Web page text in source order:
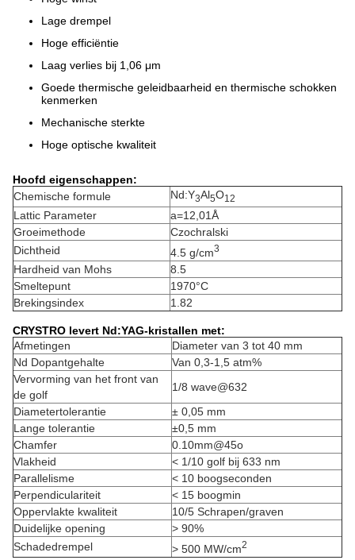
Lage drempel
Hoge efficiëntie
Laag verlies bij 1,06 μm
Goede thermische geleidbaarheid en thermische schokken
kenmerken
Mechanische sterkte
Hoge optische kwaliteit
Hoofd eigenschappen:
Chemische formule
Nd:Y3Al5O12
Lattic Parameter
a=12,01Å
Groeimethode
Czochralski
Dichtheid
4.5 g/cm3
Hardheid van Mohs
8.5
Smeltepunt
1970°C
Brekingsindex
1.82
CRYSTRO levert Nd:YAG-kristallen met:
Afmetingen
Diameter van 3 tot 40 mm
Nd Dopantgehalte
Van 0,3-1,5 atm%
Vervorming van het front van
de golf
1/8 wave@632
Diametertolerantie
± 0,05 mm
Lange tolerantie
±0,5 mm
Chamfer
0.10mm@45o
Vlakheid
< 1/10 golf bij 633 nm
Parallelisme
< 10 boogseconden
Perpendiculariteit
< 15 boogmin
Oppervlakte kwaliteit
10/5 Schrapen/graven
Duidelijke opening
> 90%
Schadedrempel
> 500 MW/cm2